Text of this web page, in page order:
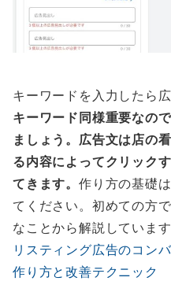
キーワードを入力したら
キーワード同様重要なの
ましょう。広告文は店の
る内容によってクリック
てきます。 作り方の基礎
てください。初めての方
なことから解説しています
リスティング広告のコン
作り方と改善テクニック